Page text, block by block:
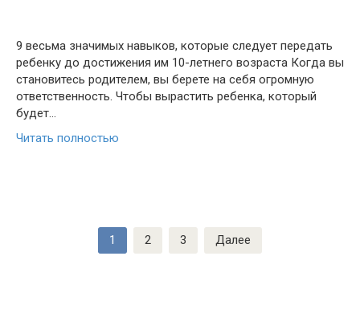
9 весьма значимых навыков, которые следует передать
ребенку до достижения им 10-летнего возраста Когда вы
становитесь родителем, вы берете на себя огромную
ответственность. Чтобы вырастить ребенка, который
будет…
Читать полностью
1 2 3 Далее